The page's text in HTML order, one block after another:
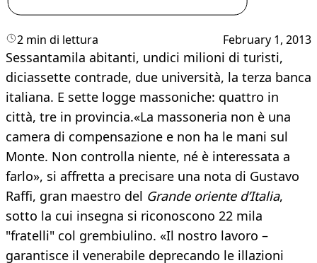
2 min di lettura February 1, 2013
​Sessantamila abitanti, undici milioni di turisti,
diciassette contrade, due università, la terza banca
italiana. E sette logge massoniche: quattro in
città, tre in provincia.«La massoneria non è una
camera di compensazione e non ha le mani sul
Monte. Non controlla niente, né è interessata a
farlo», si affretta a precisare una nota di Gustavo
Raffi, gran maestro del Grande oriente d’Italia,
sotto la cui insegna si riconoscono 22 mila
"fratelli" col grembiulino. «Il nostro lavoro –
garantisce il venerabile deprecando le illazioni